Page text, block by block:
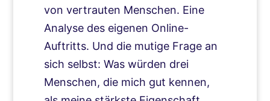
von vertrauten Menschen. Eine
Analyse des eigenen Online-
Auftritts. Und die mutige Frage an
sich selbst: Was würden drei
Menschen, die mich gut kennen,